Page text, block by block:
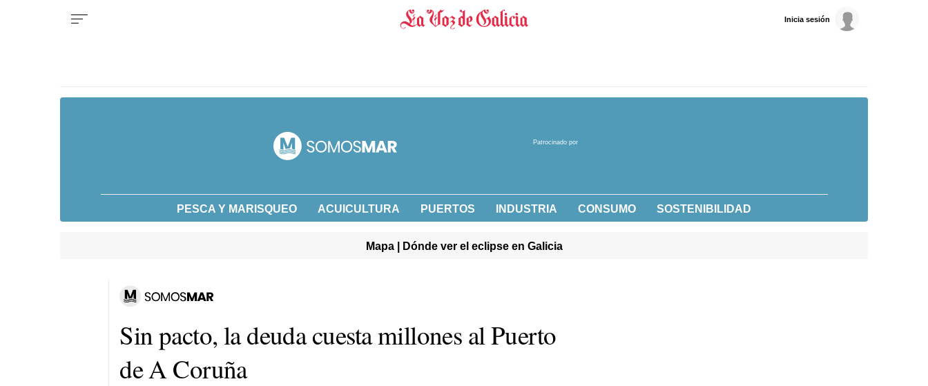
Inicia sesión
Patrocinado por
PESCA Y MARISQUEO ACUICULTURA PUERTOS INDUSTRIA CONSUMO SOSTENIBILIDAD
Mapa | Dónde ver el eclipse en Galicia
Sin pacto, la deuda cuesta millones al Puerto
de A Coruña